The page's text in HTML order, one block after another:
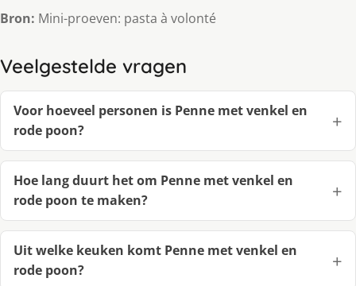
Bron: Mini-proeven: pasta à volonté
Veelgestelde vragen
Voor hoeveel personen is Penne met venkel en
rode poon?
Hoe lang duurt het om Penne met venkel en
rode poon te maken?
Uit welke keuken komt Penne met venkel en
rode poon?